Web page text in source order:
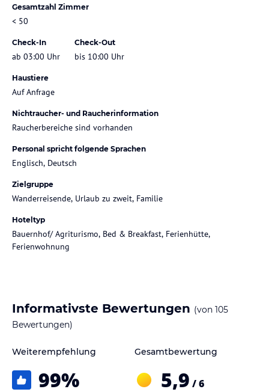
Gesamtzahl Zimmer
< 50
Check-In
ab 03:00 Uhr
Check-Out
bis 10:00 Uhr
Haustiere
Auf Anfrage
Nichtraucher- und Raucherinformation
Raucherbereiche sind vorhanden
Personal spricht folgende Sprachen
Englisch, Deutsch
Zielgruppe
Wanderreisende, Urlaub zu zweit, Familie
Hoteltyp
Bauernhof/ Agriturismo, Bed & Breakfast, Ferienhütte,
Ferienwohnung
Informativste Bewertungen (von 105
Bewertungen)
Weiterempfehlung
99%
Gesamtbewertung
5,9 / 6